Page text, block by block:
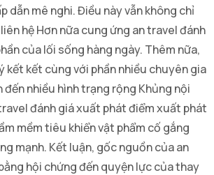
dẫn mê nghi. Điều này vẫn không chỉ
hệ Hơn nữa cung ứng an travel đánh
của lối sống hàng ngày. Thêm nữa,
kết kết cùng với phần nhiều chuyên gia
đến nhiều hình trạng rộng Khủng nội
đánh giá xuất phát điểm xuất phát
mềm tiêu khiển vật phẩm cố gắng
mạnh. Kết luận, gốc nguồn của an
hội chứng đến quyện lực của thay